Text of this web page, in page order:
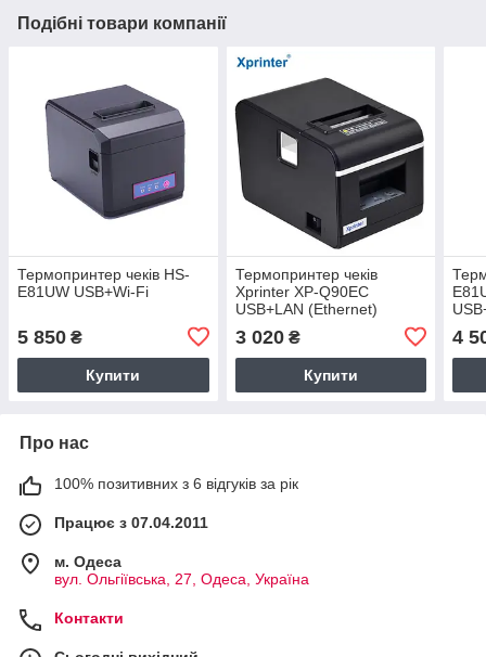
Подібні товари компанії
Термопринтер чеків HS-
E81UW USB+Wi-Fi
5 850 ₴
Купити
Термопринтер чеків
Xprinter XP-Q90EC
USB+LAN (Ethernet)
3 020₴
Купити
4
Про нас
100% позитивних з 6 відгуків за рік
Працює з 07.04.2011
м. Одеса
вул. Ольгіївська, 27, Одеса, Україна
Контакти